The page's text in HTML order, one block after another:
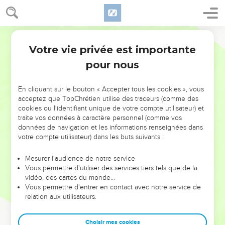
NE MANQUEZ PAS L’ÉVÉNEMENT
DE L’ANNÉE !
ET SI LEURS ERREURS POUVAIENT VOUS ÉVITER LES
VOTRES ?
leur foi ou leur vision. Mais on voit moins les doutes, les erreurs
et les saisons difficiles qu'ils ont traversés, alors même que ce
sont elles qui les ont façonnés.
Dans cette conférence, leaders, entrepreneurs, et responsables
clés pour avancer avec plus de sagesse afin que leurs erreurs
Votre vie privée est importante
pour nous
En cliquant sur le bouton « Accepter tous les cookies », vous
acceptez que TopChrétien utilise des traceurs (comme des
cookies ou l'identifiant unique de votre compte utilisateur) et
traite vos données à caractère personnel (comme vos
données de navigation et les informations renseignées dans
votre compte utilisateur) dans les buts suivants :
Mesurer l'audience de notre service
Vous permettre d'utiliser des services tiers tels que de la
vidéo, des cartes du monde…
Vous permettre d'entrer en contact avec notre service de
relation aux utilisateurs.
Choisir mes cookies